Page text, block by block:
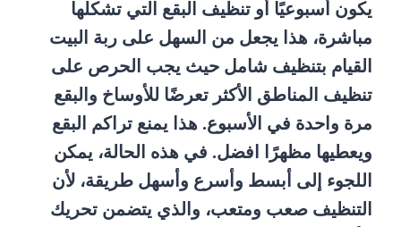
يكون أسبوعيًا أو تنظيف البقع التي تشكلها
مباشرة، هذا يجعل من السهل على ربة البيت
القيام بتنظيف شامل حيث يجب الحرص على
تنظيف المناطق الأكثر تعرضًا للأوساخ والبقع
مرة واحدة في الأسبوع. هذا يمنع تراكم البقع
ويعطيها مظهرًا افضل. في هذه الحالة، يمكن
اللجوء إلى أبسط وأسرع وأسهل طريقة، لأن
التنظيف صعب ومتعب، والذي يتضمن تحريك